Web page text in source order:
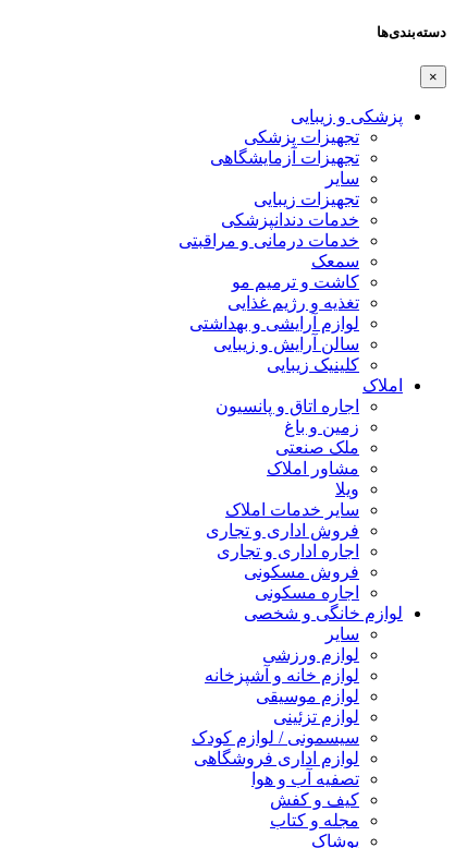
دسته‌بندی‌ها
×
پزشکی و زیبایی
تجهیزات پزشکی
تجهیزات آزمایشگاهی
سایر
تجهیزات زیبایی
خدمات دندانپزشکی
خدمات درمانی و مراقبتی
سمعک
کاشت و ترمیم مو
تغذیه و رژیم غذایی
لوازم آرایشی و بهداشتی
سالن آرایش و زیبایی
کلینیک زیبایی
املاک
اجاره اتاق و پانسیون
زمین و باغ
ملک صنعتی
مشاور املاک
ویلا
سایر خدمات املاک
فروش اداری و تجاری
اجاره اداری و تجاری
فروش مسکونی
اجاره مسکونی
لوازم خانگی و شخصی
سایر
لوازم ورزشی
لوازم خانه و آشپزخانه
لوازم موسیقی
لوازم تزئینی
سیسمونی / لوازم کودک
لوازم اداری فروشگاهی
تصفیه آب و هوا
کیف و کفش
مجله و کتاب
پوشاک